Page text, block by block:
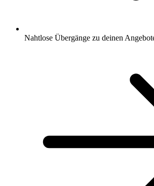
Nahtlose Übergänge zu deinen